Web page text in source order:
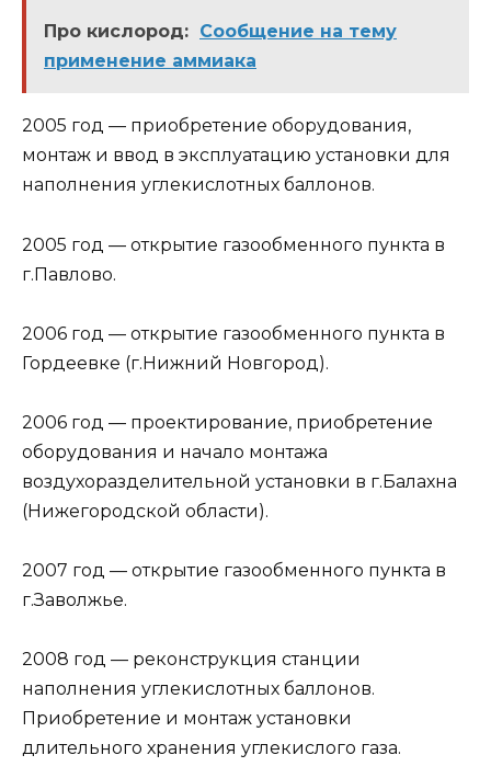
Про кислород: Сообщение на тему
применение аммиака
2005 год — приобретение оборудования,
монтаж и ввод в эксплуатацию установки для
наполнения углекислотных баллонов.
2005 год — открытие газообменного пункта в
г.Павлово.
2006 год — открытие газообменного пункта в
Гордеевке (г.Нижний Новгород).
2006 год — проектирование, приобретение
оборудования и начало монтажа
воздухоразделительной установки в г.Балахна
(Нижегородской области).
2007 год — открытие газообменного пункта в
г.Заволжье.
2008 год — реконструкция станции
наполнения углекислотных баллонов.
Приобретение и монтаж установки
длительного хранения углекислого газа.